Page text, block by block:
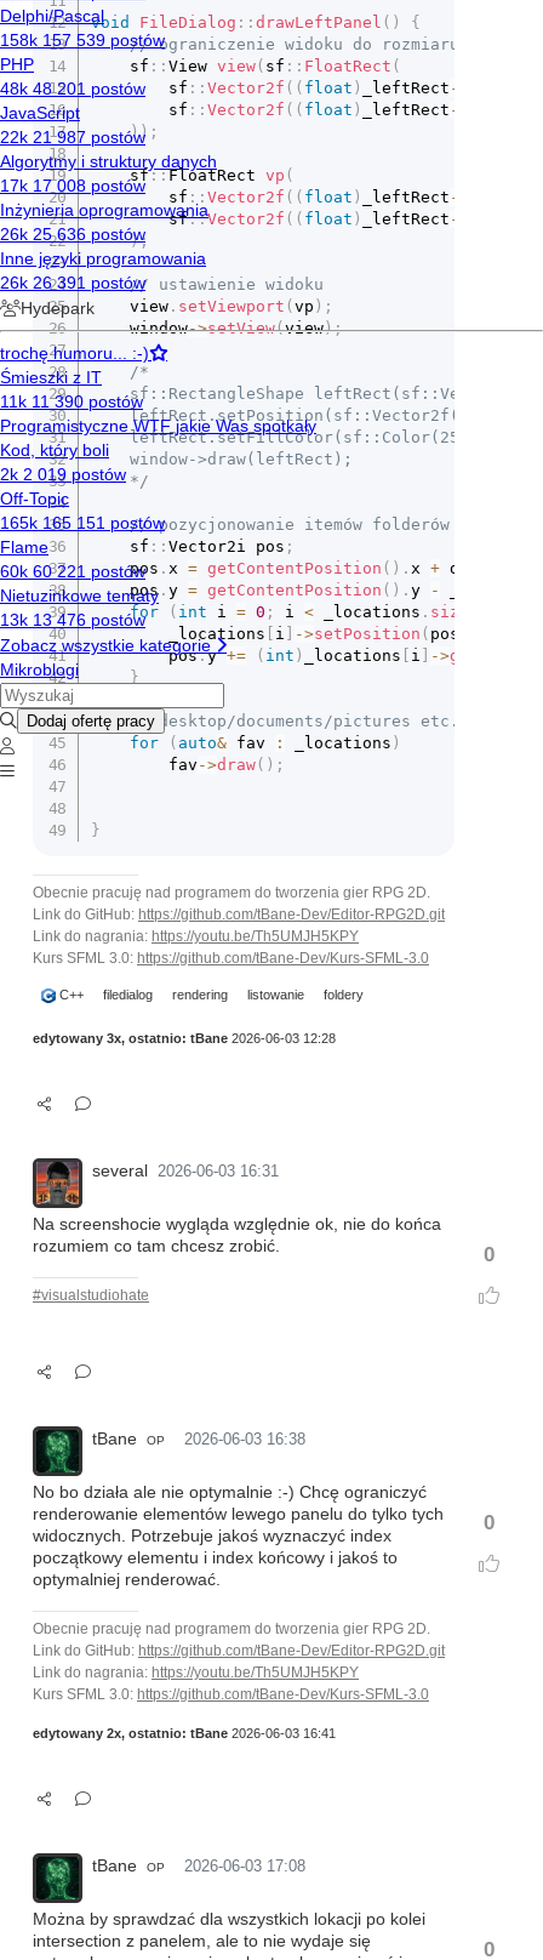
void FileDialog :: drawLeftPanel ( )
{
// ograniczenie widoku do rozmiaru recta
	sf
:: View view( sf :: FloatRect (
		sf
:: Vector2f ( ( float ) _leftRect ->
		sf
:: Vector2f ( ( float ) _leftRect ->
)) ;
	sf
::FloatRect vp (
		sf
:: Vector2f ( ( float ) _leftRect ->
		sf
::Vector2f ( ( float ) _leftRect ->
);
// ustawienie widoku
	view
. setViewport ( vp ) ;
	window
->setView(view);
/*
	sf::RectangleShape leftRect(sf::Vector2f(_leftRect.size));
	leftRect.setPosition(sf::Vector2f(_leftRect.position));
	leftRect.setFillColor(sf::Color(255, 47, 47, 127));
	window->draw(leftRect);
	*/
// pozycjonowanie itemów folderów
	sf
:: Vector2i pos ;
	pos
. x = getContentPosition ( ) . x +
	pos
. y = getContentPosition ( ) . y -
for
( int i = 0 ; i < _locations . size
		_locations
i ->setPosition ( pos
		pos
.y += ( int ) _locations i ->
}
// desktop/documents/pictures etc.
for
( auto& fav : _locations )
		fav
->draw( ) ;
}
Obecnie pracuję nad programem do tworzenia gier RPG 2D.
Link do GitHub: https://github.com/tBane-Dev/Editor-RPG2D.git
Link do nagrania: https://youtu.be/Th5UMJH5KPY
Kurs SFML 3.0: https://github.com/tBane-Dev/Kurs-SFML-3.0
C++ filedialog rendering listowanie foldery
edytowany 3x, ostatnio: tBane 2026-06-03 12:28
several 2026-06-03 16:31
0
Na screenshocie wygląda względnie ok, nie do końca
rozumiem co tam chcesz zrobić.
#visualstudiohate
tBane OP 2026-06-03 16:38
0
No bo działa ale nie optymalnie :-) Chcę ograniczyć
renderowanie elementów lewego panelu do tylko tych
widocznych. Potrzebuje jakoś wyznaczyć index
początkowy elementu i index końcowy i jakoś to
optymalniej renderować.
Obecnie pracuję nad programem do tworzenia gier RPG 2D.
Link do GitHub: https://github.com/tBane-Dev/Editor-RPG2D.git
Link do nagrania: https://youtu.be/Th5UMJH5KPY
Kurs SFML 3.0: https://github.com/tBane-Dev/Kurs-SFML-3.0
edytowany 2x, ostatnio: tBane 2026-06-03 16:41
tBane OP 2026-06-03 17:08
0
Można by sprawdzać dla wszystkich lokacji po kolei
intersection z panelem, ale to nie wydaje się